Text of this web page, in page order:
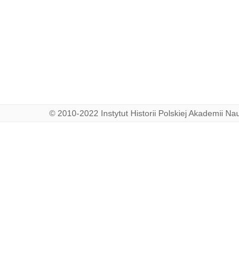
© 2010-2022 Instytut Historii Polskiej Akademii